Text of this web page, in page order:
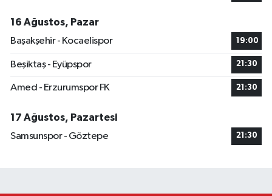
16 Ağustos, Pazar
Başakşehir - Kocaelispor
19:00
Beşiktaş - Eyüpspor 21:30
Amed - Erzurumspor FK 21:30
17 Ağustos, Pazartesi
Samsunspor - Göztepe
21:30